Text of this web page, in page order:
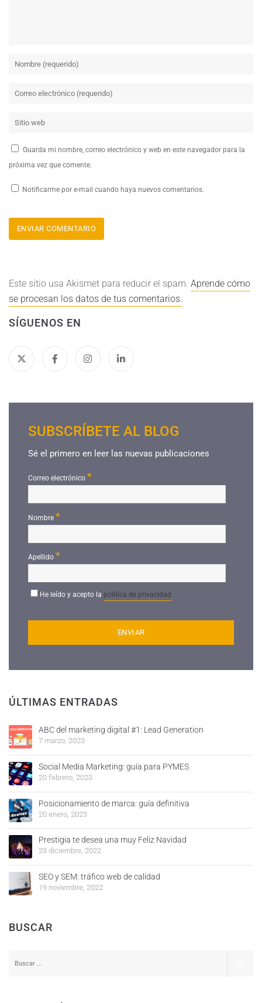
Guarda mi nombre, correo electrónico y web en este navegador para la
próxima vez que comente.
Notificarme por e-mail cuando haya nuevos comentarios.
Este sitio usa Akismet para reducir el spam. Aprende cómo
se procesan los datos de tus comentarios.
SÍGUENOS EN
SUBSCRÍBETE AL BLOG
Sé el primero en leer las nuevas publicaciones
Correo electrónico *
Nombre*
Apellido *
He leído y acepto la política de privacidad
ÚLTIMAS ENTRADAS
ABC del marketing digital #1: Lead Generation
7 marzo, 2023
Social Media Marketing: guía para PYMES
20 febrero, 2023
Posicionamiento de marca: guía definitiva
20 enero, 2023
Prestigia te desea una muy Feliz Navidad
23 diciembre, 2022
SEO y SEM: tráfico web de calidad
19 noviembre, 2022
BUSCAR